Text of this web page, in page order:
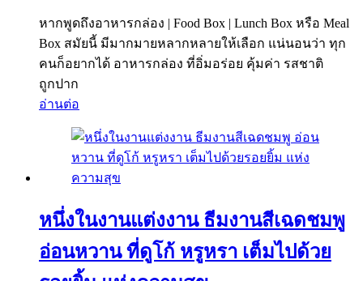
หากพูดถึงอาหารกล่อง | Food Box | Lunch Box หรือ Meal
Box สมัยนี้ มีมากมายหลากหลายให้เลือก แน่นอนว่า ทุก
คนก็อยากได้ อาหารกล่อง ที่อิ่มอร่อย คุ้มค่า รสชาติ
ถูกปาก
อ่านต่อ
หนึ่งในงานแต่งงาน ธีมงานสีเฉดชมพู
อ่อนหวาน ที่ดูโก้ หรูหรา เต็มไปด้วย